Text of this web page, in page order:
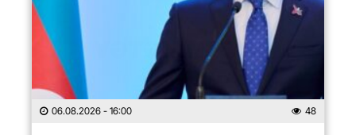
06.08.2026 - 16:00 48